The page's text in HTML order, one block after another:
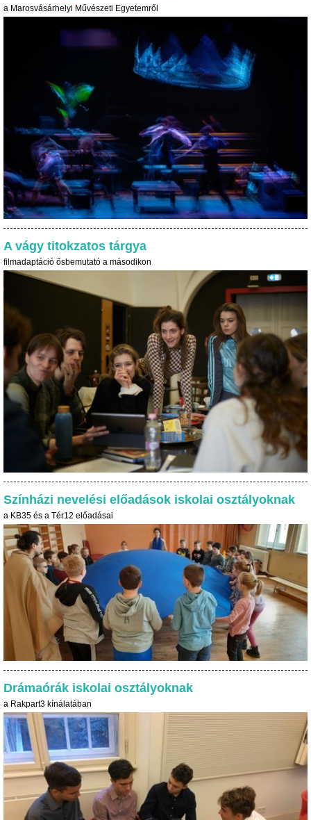
a Marosvásárhelyi Művészeti Egyetemről
A vágy titokzatos tárgya
filmadaptáció ősbemutató a másodikon
Színházi nevelési előadások iskolai osztályoknak
a KB35 és a Tér12 előadásai
Drámaórák iskolai osztályoknak
a Rakpart3 kínálatában